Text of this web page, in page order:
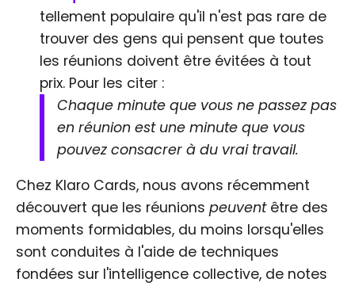
tellement populaire qu'il n'est pas rare de
trouver des gens qui pensent que toutes
les réunions doivent être évitées à tout
prix. Pour les citer :
Chaque minute que vous ne passez pas
en réunion est une minute que vous
pouvez consacrer à du vrai travail.
Chez Klaro Cards, nous avons récemment
découvert que les réunions peuventêtre des
moments formidables, du moins lorsqu'elles
sont conduites à l'aide de techniques
fondées sur l'intelligence collective, de notes